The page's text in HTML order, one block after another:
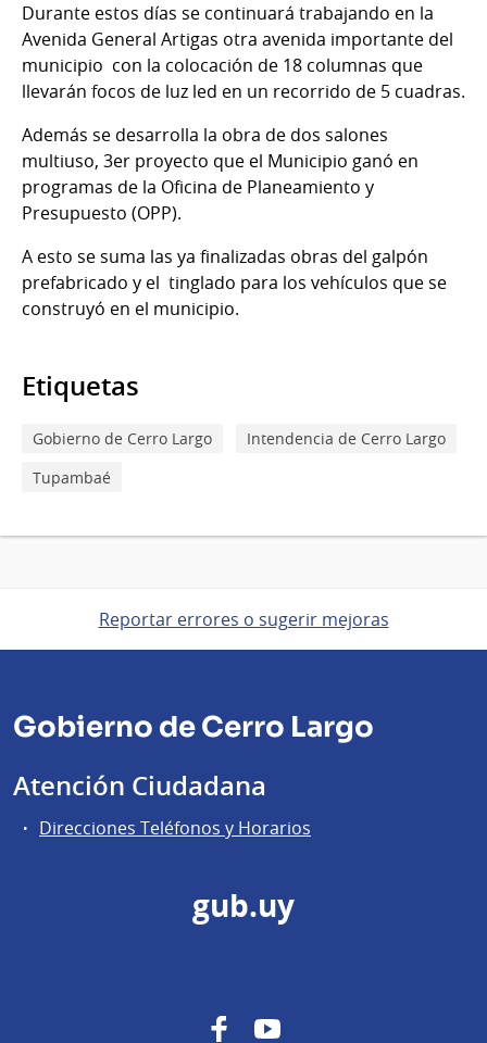
Durante estos días se continuará trabajando en la
Avenida General Artigas otra avenida importante del
municipio con la colocación de 18 columnas que
llevarán focos de luz led en un recorrido de 5 cuadras.
Además se desarrolla la obra de dos salones
multiuso, 3er proyecto que el Municipio ganó en
programas de la Oficina de Planeamiento y
Presupuesto (OPP).
A esto se suma las ya finalizadas obras del galpón
prefabricado y el tinglado para los vehículos que se
construyó en el municipio.
Etiquetas
Gobierno de Cerro Largo
Intendencia de Cerro Largo
Tupambaé
Reportar errores o sugerir mejoras
Gobierno de Cerro Largo
Atención Ciudadana
Direcciones Teléfonos y Horarios
gub.uy
FacebookYouTube